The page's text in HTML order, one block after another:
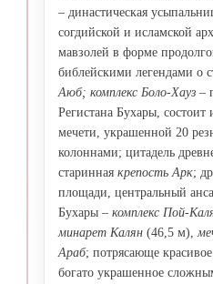
– династическая
согдийской и исламской
мавзолей в форме
библейскими легендами о
Аюб; комплекс Боло-Хауз –
Регистана Бухары,
мечети, украшенной 20
колоннами; цитадель
старинная крепость Арк;
площади, центральный
Бухары – комплекс Пой-
минарет Калян (46,5 м),
Араб; потрясающе красивое
богато украшенное